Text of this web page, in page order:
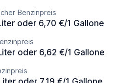
Benzinpreis
oder 6,70 €/1 Gallone
oder 6,62 €/1 Gallone